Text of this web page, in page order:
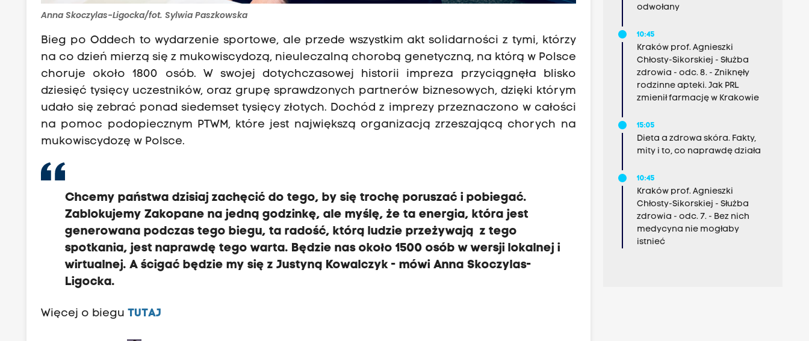
Anna Skoczylas-Ligocka/fot. Sylwia Paszkowska
Bieg po Oddech to wydarzenie sportowe, ale przede wszystkim akt solidarności z tymi, którzy
na co dzień mierzą się z mukowiscydozą, nieuleczalną chorobą genetyczną, na którą w Polsce
choruje około 1800 osób. W swojej dotychczasowej historii impreza przyciągnęła blisko
dziesięć tysięcy uczestników, oraz grupę sprawdzonych partnerów biznesowych, dzięki którym
udało się zebrać ponad siedemset tysięcy złotych. Dochód z imprezy przeznaczono w całości
na pomoc podopiecznym PTWM, które jest największą organizacją zrzeszającą chorych na
mukowiscydozę w Polsce.
Chcemy państwa dzisiaj zachęcić do tego, by się trochę poruszać i pobiegać.
Zablokujemy Zakopane na jedną godzinkę, ale myślę, że ta energia, która jest
generowana podczas tego biegu, ta radość, którą ludzie przeżywają z tego
spotkania, jest naprawdę tego warta. Będzie nas około 1500 osób w wersji lokalnej i
wirtualnej. A ścigać będzie my się z Justyną Kowalczyk - mówi Anna Skoczylas-
Ligocka.
Więcej o bieguTUTAJ
odwołany
10:45
Kraków prof. Agnieszki
Chłosty-Sikorskiej - Służba
zdrowia - odc. 8. - Zniknęły
rodzinne apteki. Jak PRL
zmienił farmację w Krakowie
15:05
Dieta a zdrowa skóra. Fakty,
mity i to, co naprawdę działa
10:45
Kraków prof. Agnieszki
Chłosty-Sikorskiej - Służba
zdrowia - odc. 7. - Bez nich
medycyna nie mogłaby
istnieć